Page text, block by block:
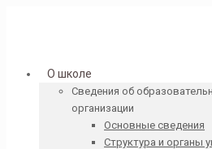
О школе
Сведения об
организации
Основные сведения
Структура и органы